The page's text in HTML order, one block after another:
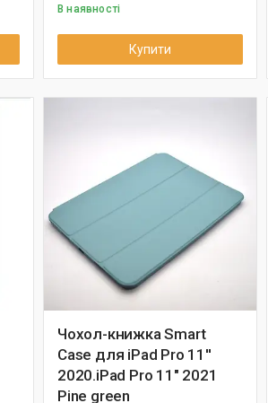
В наявності
Купити
Чохол-книжка Smart
Case для iPad Pro 11''
2020.iPad Pro 11" 2021
Pine green